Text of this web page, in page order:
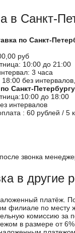
в Санкт-
по Санкт-
руб
10:00 до 21:00
3 часа
без
Санкт-
до 18:00
интервалов
: 60 рублей / 5
звонка
в другие
платёж.
филиале по месту
комиссию за
в размере от